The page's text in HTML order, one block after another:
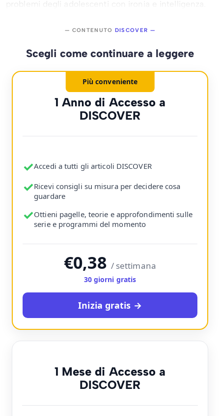
— CONTENUTO DISCOVER —
Scegli come continuare a leggere
Più conveniente
1 Anno di Accesso a
DISCOVER
✓Accedi a tutti gli articoli DISCOVER
✓Ricevi consigli su misura per decidere cosa
guardare
✓Ottieni pagelle, teorie e approfondimenti sulle
serie e programmi del momento
€0,38 / settimana
30 giorni gratis
Inizia gratis →
1 Mese di Accesso a
DISCOVER